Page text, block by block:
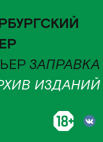
ЗАПРАВКА
ИЗДАНИЙ